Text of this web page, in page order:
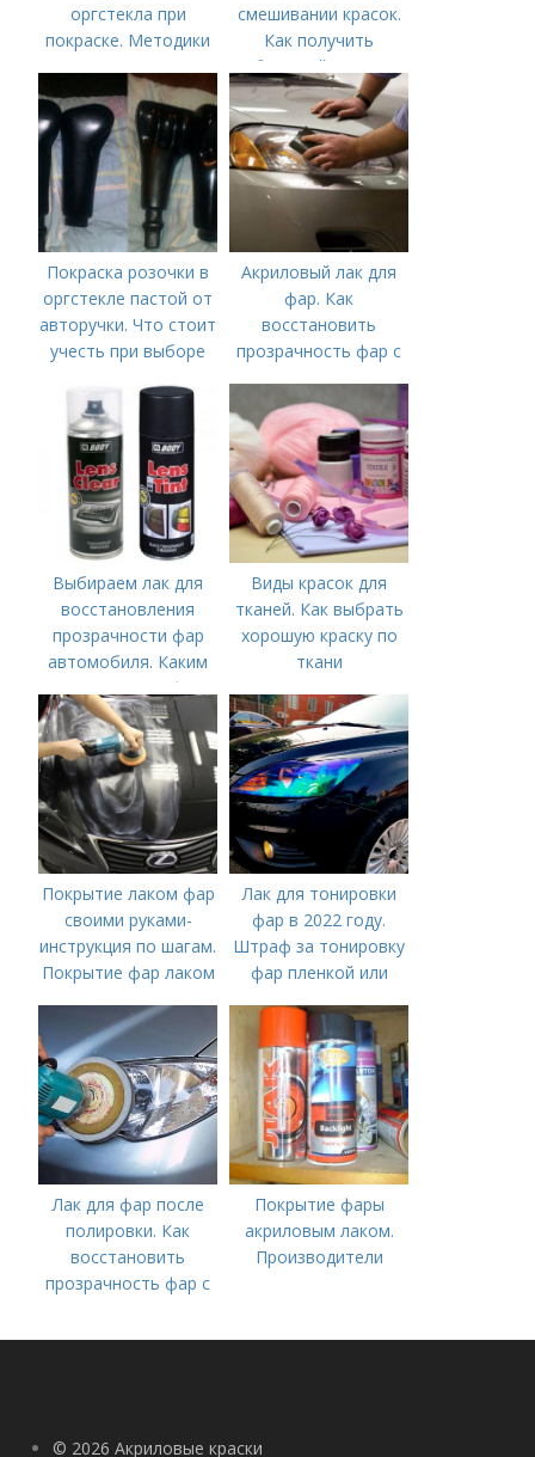
оргстекла при
покраске. Методики
оргстекла
смешивании красок.
Как получить
бежевый: этапы
работы и варианты
смешивания
Покраска розочки в
оргстекле пастой от
авторучки. Что стоит
учесть при выборе
Акриловый лак для
фар. Как
восстановить
прозрачность фар с
Выбираем лак для
восстановления
прозрачности фар
автомобиля. Каким
лаком покрыть фары
после полировки
Виды красок для
тканей. Как выбрать
хорошую краску по
ткани
Покрытие лаком фар
своими руками-
инструкция по шагам.
Покрытие фар лаком
Лак для тонировки
фар в 2022 году.
Штраф за тонировку
фар пленкой или
синим цветом
Лак для фар после
полировки. Как
восстановить
прозрачность фар с
Покрытие фары
акриловым лаком.
Производители
© 2026 Акриловые краски